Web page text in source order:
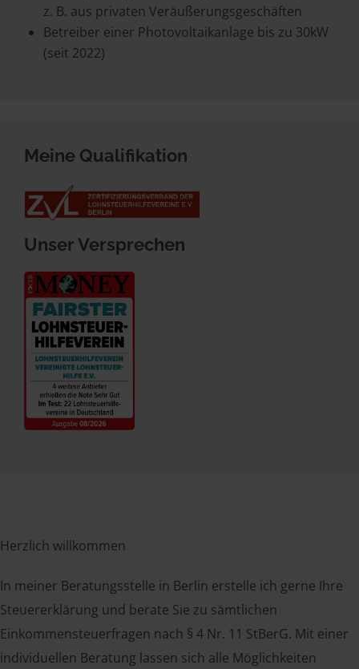
z. B. aus privaten Veräußerungsgeschäften
Betreiber einer Photovoltaikanlage bis zu 30kW
(seit 2022)
Meine Qualifikation
Unser Versprechen
Herzlich willkommen
In meiner Beratungsstelle in Berlin erstelle ich gerne Ihre
Steuererklärung und berate Sie zu sämtlichen
Einkommensteuerfragen nach § 4 Nr. 11 StBerG. Mit einer
individuellen Beratung lassen sich alle Möglichkeiten